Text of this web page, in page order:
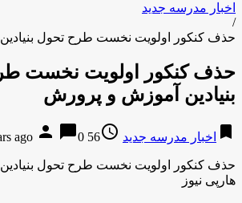
اخبار مدرسه جدید
/
حذف کنکور اولویت نخست طرح تحول
حذف کنکور اولویت نخست
بنیادین آموزش و پرورش
bookmark اخبار مدرسه جدید access_time
56 years ago
person chat_bubble0
حذف کنکور اولویت نخست طرح تحول
هارپی نیوز